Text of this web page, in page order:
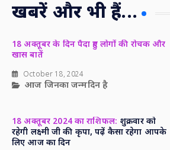
खबरें और भी हैं...
18 अक्तूबर के दिन पैदा हुए लोगों की रोचक और
खास बातें
October 18, 2024
आज जिनका जन्मदिन है
18 अक्तूबर 2024 का राशिफल: शुक्रवार को
रहेगी लक्ष्मी जी की कृपा, पढ़ें कैसा रहेगा आपके
लिए आज का दिन